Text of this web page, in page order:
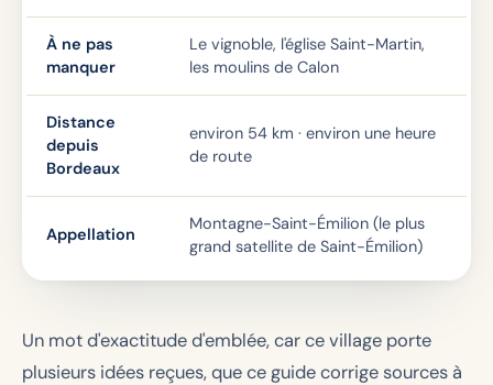
À ne pas
manquer
Le vignoble, l'église Saint-Martin,
les moulins de Calon
Distance
depuis
Bordeaux
environ 54 km · environ une heure
de route
Appellation
Montagne-Saint-Émilion (le plus
grand satellite de Saint-Émilion)
Un mot d'exactitude d'emblée, car ce village porte
plusieurs idées reçues, que ce guide corrige sources à